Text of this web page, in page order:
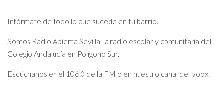
Infórmate de todo lo que sucede en tu barrio.
Somos Radio Abierta Sevilla, la radio escolar y comunitaria del
Colegio Andalucía en Polígono Sur.
Escúchanos en el 106.0 de la FM o en nuestro canal de Ivoox.